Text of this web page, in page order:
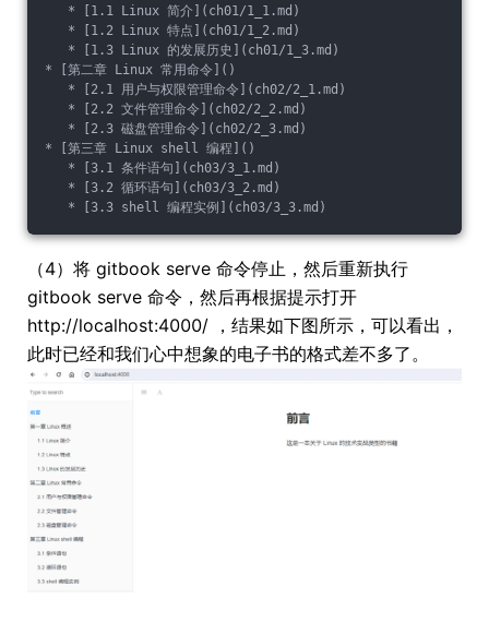
* [1.1 Linux 简介](ch01/1_1.md)
* [1.2 Linux 特点](ch01/1_2.md)
* [1.3 Linux 的发展历史](ch01/1_3.md)
* [第二章 Linux 常用命令]()
* [2.1 用户与权限管理命令](ch02/2_1.md)
* [2.2 文件管理命令](ch02/2_2.md)
* [2.3 磁盘管理命令](ch02/2_3.md)
* [第三章 Linux shell 编程]()
* [3.1 条件语句](ch03/3_1.md)
* [3.2 循环语句](ch03/3_2.md)
* [3.3 shell 编程实例](ch03/3_3.md)
（4）将 gitbook serve 命令停止，然后重新执行
gitbook serve 命令，然后再根据提示打开
http://localhost:4000/ ，结果如下图所示，可以看出，
此时已经和我们心中想象的电子书的格式差不多了。